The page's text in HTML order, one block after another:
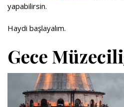
yapabilirsin.
Haydi başlayalım.
Gece